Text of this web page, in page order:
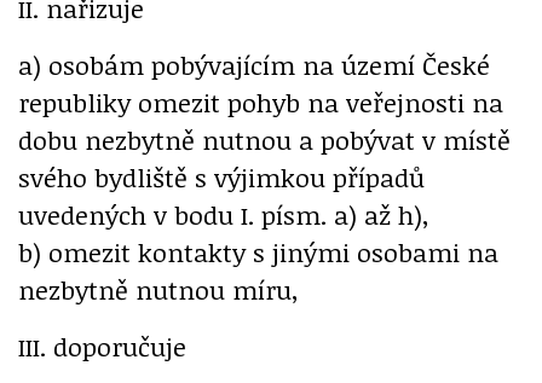
II. nařizuje
a) osobám pobývajícím na území České
republiky omezit pohyb na veřejnosti na
dobu nezbytně nutnou a pobývat v místě
svého bydliště s výjimkou případů
uvedených v bodu I. písm. a) až h),
b) omezit kontakty s jinými osobami na
nezbytně nutnou míru,
III. doporučuje